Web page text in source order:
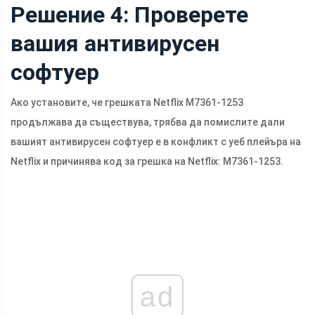
Решение 4: Проверете
вашия антивирусен
софтуер
Ако установите, че грешката Netflix M7361-1253
продължава да съществува, трябва да помислите дали
вашият антивирусен софтуер е в конфликт с уеб плейъра на
Netflix и причинява код за грешка на Netflix: M7361-1253.
ad